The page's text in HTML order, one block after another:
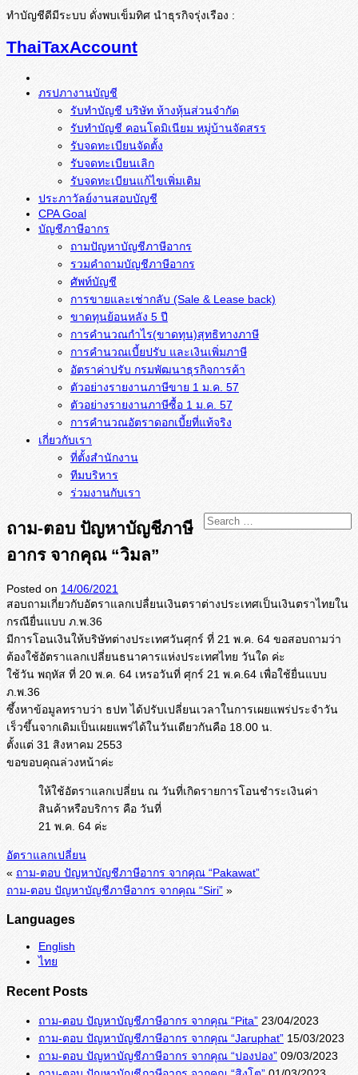
ทำบัญชีดีมีระบบ ดั่งพบเข็มทิศ นำธุรกิจรุ่งเรือง :
ThaiTaxAccount
ภรปภางานบัญชี
รับทำบัญชี บริษัท ห้างหุ้นส่วนจำกัด
รับทำบัญชี คอนโดมิเนียม หมู่บ้านจัดสรร
รับจดทะเบียนจัดตั้ง
รับจดทะเบียนเลิก
รับจดทะเบียนแก้ไขเพิ่มเติม
ประภาวัลย์งานสอบบัญชี
CPA Goal
บัญชีภาษีอากร
ถามปัญหาบัญชีภาษีอากร
รวมคำถามบัญชีภาษีอากร
ศัพท์บัญชี
การขายและเช่ากลับ (Sale & Lease back)
ขาดทุนย้อนหลัง 5 ปี
การคำนวณกำไร(ขาดทุน)สุทธิทางภาษี
การคำนวณเบี้ยปรับ และเงินเพิ่มภาษี
อัตราค่าปรับ กรมพัฒนาธุรกิจการค้า
ตัวอย่างรายงานภาษีขาย 1 ม.ค. 57
การคำนวณอัตราดอกเบี้ยที่แท้จริง
เกี่ยวกับเรา
ที่ตั้งสำนักงาน
ทีมบริหาร
ร่วมงานกับเรา
ถาม-ตอบ ปัญหาบัญชีภาษี
อากร จากคุณ “วิมล”
Posted on 14/06/2021
สอบถามเกี่ยวกับอัตราแลกเปลื่ยนเงินตราต่างประเทศเป็นเงินตราไทยใน
กรณียื่นแบบ ภ.พ.36
มีการโอนเงินให้บริษัทต่างประเทศวันศุกร์ ที่ 21 พ.ค. 64 ขอสอบถามว่า
ต้องใช้อัตราแลกเปลี่ยนธนาคารแห่งประเทศไทย วันใด ค่ะ
ใช้วัน พฤหัส ที่ 20 พ.ค. 64 เหรอวันที่ ศุกร์ 21 พ.ค.64 เพื่อใช้ยื่นแบบ
ภ.พ.36
ซึ้งหาข้อมูลทราบว่า ธปท ได้ปรับเปลี่ยนเวลาในการเผยแพร่ประจำวัน
เร็วขึ้นจากเดิมเป็นเผยแพร่ได้ในวันเดียวกันคือ 18.00 น.
ตั้งแต่ 31 สิงหาคม 2553
ขอขอบคุณล่วงหน้าค่ะ
ให้ใช้อัตราแลกเปลี่ยน ณ วันที่เกิดรายการโอนชำระเงินค่า
สินค้าหรือบริการ คือ วันที่
21 พ.ค. 64 ค่ะ
อัตราแลกเปลี่ยน
« ถาม-ตอบ ปัญหาบัญชีภาษีอากร จากคุณ “Pakawat”
ถาม-ตอบ ปัญหาบัญชีภาษีอากร จากคุณ “Siri” »
Languages
English
ไทย
Recent Posts
ถาม-ตอบ ปัญหาบัญชีภาษีอากร จากคุณ “Pita” 23/04/2023
ถาม-ตอบ ปัญหาบัญชีภาษีอากร จากคุณ “Jaruphat” 15/03/2023
ถาม-ตอบ ปัญหาบัญชีภาษีอากร จากคุณ “ปองปอง” 09/03/2023